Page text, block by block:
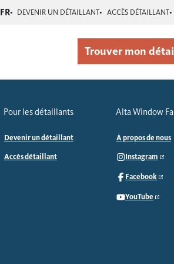
FR DEVENIR UN DÉTAILLANT ACCÈS DÉTAILLANT
Trouver mon
Pour les détaillants
Devenir un détaillant
Accès détaillant
Alta Window
À propos de nous
Instagram
Facebook
YouTube